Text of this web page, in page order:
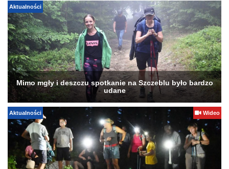
Aktualności
Mimo mgły i deszczu spotkanie na Szczeblu było bardzo
udane
Aktualności Wideo